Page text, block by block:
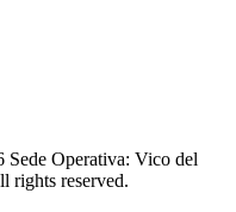
Operativa: Vico del
rights reserved.